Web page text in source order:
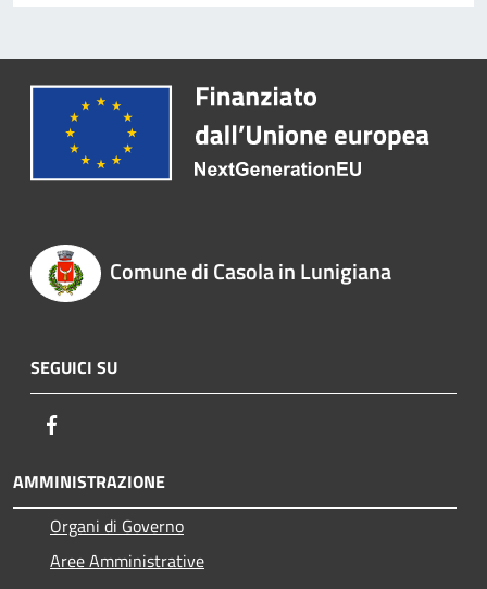
Comune di Casola in Lunigiana
SEGUICI SU
AMMINISTRAZIONE
Organi di Governo
Aree Amministrative